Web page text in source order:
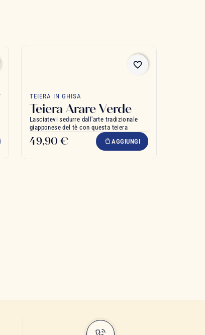
favorite_border
TEIERA IN GHISA
Teiera Arare Verde
Lasciatevi sedurre dall'arte tradizionale
giapponese del tè con questa teiera
49,90 € AGGIUNGI